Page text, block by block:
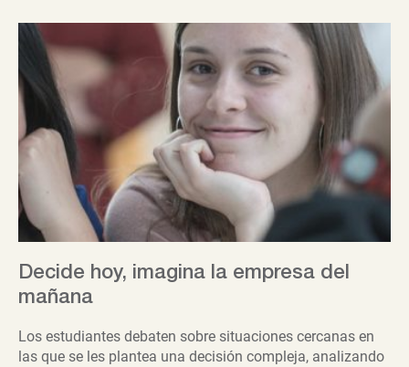
Decide hoy, imagina la empresa del
mañana
Los estudiantes debaten sobre situaciones cercanas en
las que se les plantea una decisión compleja, analizando